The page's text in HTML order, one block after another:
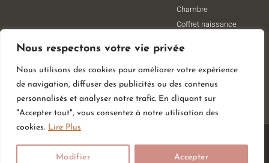
Nous respectons votre vie privée
Nous utilisons des cookies pour améliorer votre expérience
de navigation, diffuser des publicités ou des contenus
personnalisés et analyser notre trafic. En cliquant sur
"Accepter tout", vous consentez à notre utilisation des
cookies. Lire Plus
Modifier Accepter
Chambre
Coffret naissance
Vêtements de
grossesse
Lithothérapie
Poussettes
© All Rights Reserved
By Web Coast